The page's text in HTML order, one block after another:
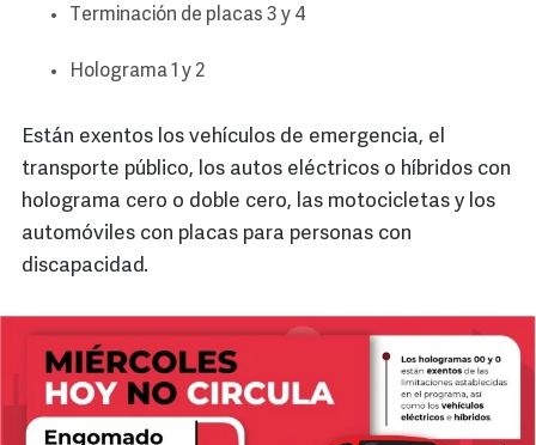
Terminación de placas 3 y 4
Holograma 1 y 2
Están exentos los vehículos de emergencia, el
transporte público, los autos eléctricos o híbridos con
holograma cero o doble cero, las motocicletas y los
automóviles con placas para personas con
discapacidad.